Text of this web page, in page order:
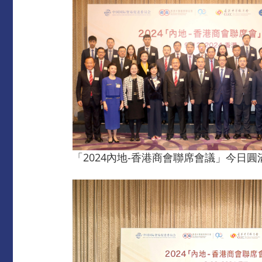
「2024內地-香港商會聯席會議」今日圓